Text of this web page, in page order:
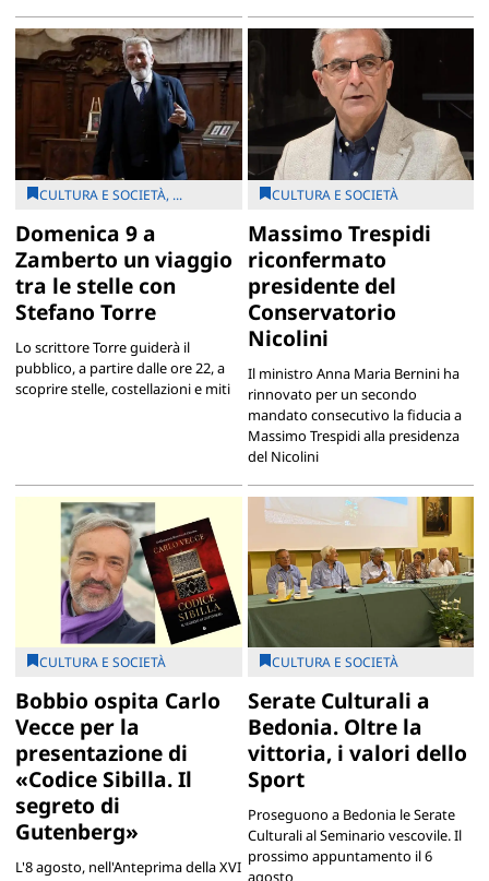
CULTURA E SOCIETÀ, ...
Domenica 9 a
Zamberto un viaggio
tra le stelle con
Stefano Torre
Lo scrittore Torre guiderà il
pubblico, a partire dalle ore 22, a
scoprire stelle, costellazioni e miti
CULTURA E SOCIETÀ
Massimo Trespidi
riconfermato
presidente del
Conservatorio
Nicolini
Il ministro Anna Maria Bernini ha
rinnovato per un secondo
mandato consecutivo la fiducia a
Massimo Trespidi alla presidenza
del Nicolini
CULTURA E SOCIETÀ
Bobbio ospita Carlo
Vecce per la
presentazione di
«Codice Sibilla. Il
segreto di
Gutenberg»
L'8 agosto, nell'Anteprima della XVI
CULTURA E SOCIETÀ
Serate Culturali a
Bedonia. Oltre la
vittoria, i valori dello
Sport
Proseguono a Bedonia le Serate
Culturali al Seminario vescovile. Il
prossimo appuntamento il 6